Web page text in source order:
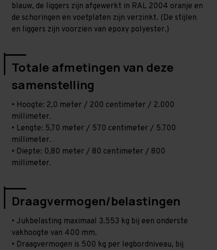
blauw, de liggers zijn afgewerkt in RAL 2004 oranje en
de schoringen en voetplaten zijn verzinkt. (De stijlen
en liggers zijn voorzien van epoxy polyester.)
Totale afmetingen van deze
samenstelling
• Hoogte: 2,0 meter / 200 centimeter / 2.000
millimeter.
• Lengte: 5,70 meter / 570 centimeter / 5.700
millimeter.
• Diepte: 0,80 meter / 80 centimeter / 800
millimeter.
Draagvermogen/belastingen
• Jukbelasting maximaal 3.553 kg bij een onderste
vakhoogte van 400 mm.
• Draagvermogen is 500 kg per legbordniveau, bij